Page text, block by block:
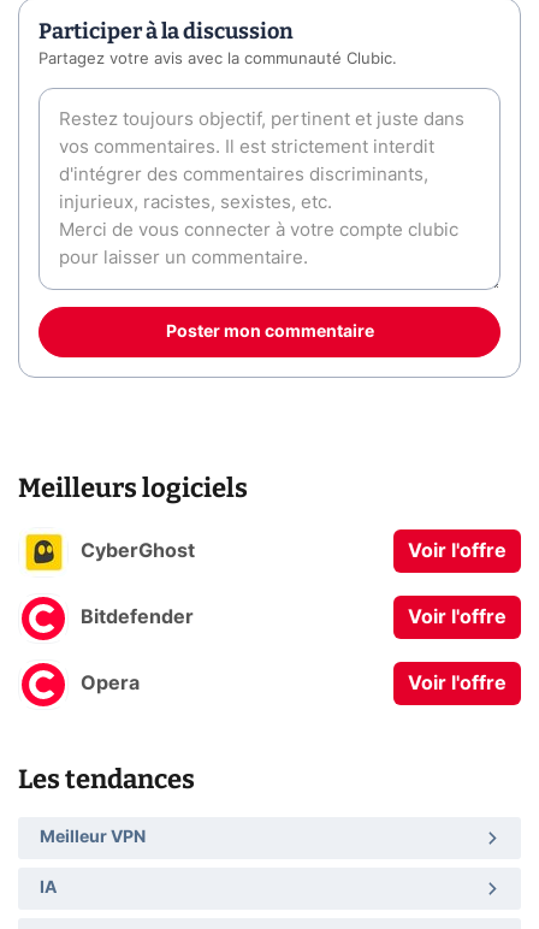
Participer à la discussion
Partagez votre avis avec la communauté Clubic.
Poster mon commentaire
Meilleurs logiciels
CyberGhost Voir l'offre
Bitdefender Voir l'offre
Opera Voir l'offre
Les tendances
Meilleur VPN
IA